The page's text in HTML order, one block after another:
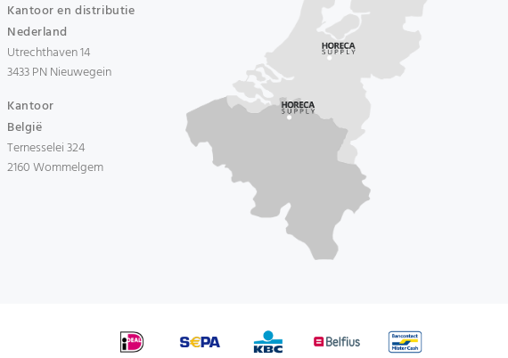
Kantoor en distributie
Nederland
Utrechthaven 14
3433 PN Nieuwegein
Kantoor
België
Ternesselei 324
2160 Wommelgem